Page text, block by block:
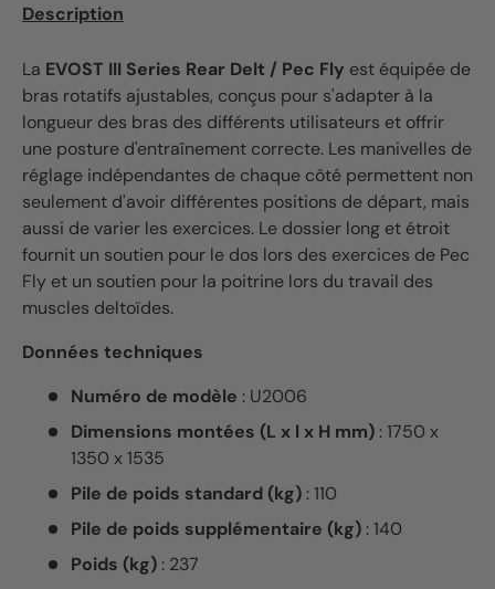
Description
La EVOST III Series Rear Delt / Pec Fly est équipée de
bras rotatifs ajustables, conçus pour s'adapter à la
longueur des bras des différents utilisateurs et offrir
une posture d'entraînement correcte. Les manivelles de
réglage indépendantes de chaque côté permettent non
seulement d'avoir différentes positions de départ, mais
aussi de varier les exercices. Le dossier long et étroit
fournit un soutien pour le dos lors des exercices de Pec
Fly et un soutien pour la poitrine lors du travail des
muscles deltoïdes.
Données techniques
Numéro de modèle : U2006
Dimensions montées (L x l x H mm) : 1750 x
1350 x 1535
Pile de poids standard (kg) : 110
Pile de poids supplémentaire (kg) : 140
Poids (kg) : 237